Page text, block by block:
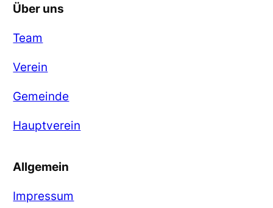
Über uns
Team
Verein
Gemeinde
Hauptverein
Allgemein
Impressum